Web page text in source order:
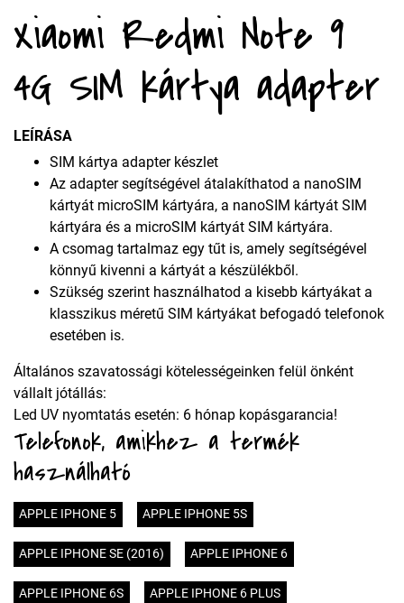
Xiaomi Redmi Note 9
4G SIM kártya adapter
LEÍRÁSA
SIM kártya adapter készlet
Az adapter segítségével átalakíthatod a nanoSIM
kártyát microSIM kártyára, a nanoSIM kártyát SIM
kártyára és a microSIM kártyát SIM kártyára.
A csomag tartalmaz egy tűt is, amely segítségével
könnyű kivenni a kártyát a készülékből.
Szükség szerint használhatod a kisebb kártyákat a
klasszikus méretű SIM kártyákat befogadó telefonok
esetében is.
Általános szavatossági kötelességeinken felül önként
vállalt jótállás:
Led UV nyomtatás esetén: 6 hónap kopásgarancia!
Telefonok, amikhez a termék
használható
APPLE IPHONE 5 APPLE IPHONE 5S
APPLE IPHONE SE (2016) APPLE IPHONE 6
APPLE IPHONE 6S APPLE IPHONE 6 PLUS